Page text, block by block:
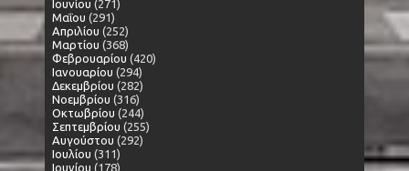
Ιουνίου (271)
Μαΐου (291)
Απριλίου (252)
Μαρτίου (368)
Φεβρουαρίου (420)
Ιανουαρίου (294)
Δεκεμβρίου (282)
Νοεμβρίου (316)
Οκτωβρίου (244)
Σεπτεμβρίου (255)
Αυγούστου (292)
Ιουλίου (311)
Ιουνίου (178)